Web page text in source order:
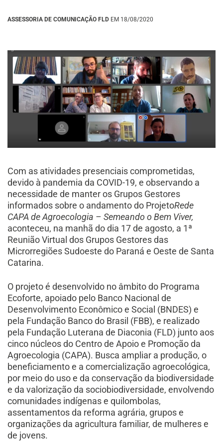
ASSESSORIA DE COMUNICAÇÃO FLD EM 18/08/2020
Com as atividades presenciais comprometidas,
devido à pandemia da COVID-19, e observando a
necessidade de manter os Grupos Gestores
informados sobre o andamento do ProjetoRede
CAPA de Agroecologia – Semeando o Bem Viver,
aconteceu, na manhã do dia 17 de agosto, a 1ª
Reunião Virtual dos Grupos Gestores das
Microrregiões Sudoeste do Paraná e Oeste de Santa
Catarina.
O projeto é desenvolvido no âmbito do Programa
Ecoforte, apoiado pelo Banco Nacional de
Desenvolvimento Econômico e Social (BNDES) e
pela Fundação Banco do Brasil (FBB), e realizado
pela Fundação Luterana de Diaconia (FLD) junto aos
cinco núcleos do Centro de Apoio e Promoção da
Agroecologia (CAPA). Busca ampliar a produção, o
beneficiamento e a comercialização agroecológica,
por meio do uso e da conservação da biodiversidade
e da valorização da sociobiodiversidade, envolvendo
comunidades indígenas e quilombolas,
assentamentos da reforma agrária, grupos e
organizações da agricultura familiar, de mulheres e
de jovens.